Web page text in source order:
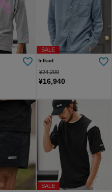
SALE
felkod
¥24,200
¥16,940
SALE